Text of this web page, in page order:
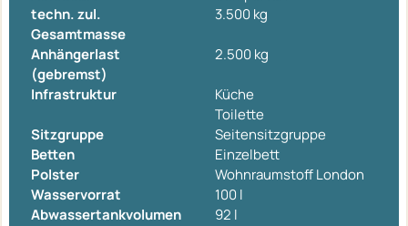
techn. zul.
Gesamtmasse
3.500 kg
Anhängerlast
(gebremst)
2.500 kg
Infrastruktur
Küche
Toilette
Sitzgruppe
Seitensitzgruppe
Betten
Einzelbett
Polster
Wohnraumstoff London
Wasservorrat
100 l
Abwassertankvolumen
92 l